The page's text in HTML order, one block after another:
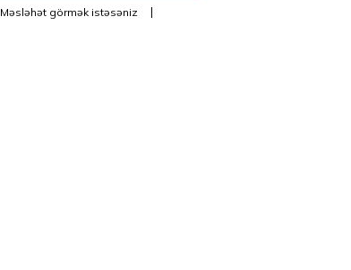
Məsləhət görmək istəsəniz